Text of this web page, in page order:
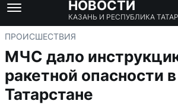
НОВОСТИ
КАЗАНЬ И РЕСПУБЛИКА
ПРОИСШЕСТВИЯ
МЧС дало
ракетной опасности в
Татарстане